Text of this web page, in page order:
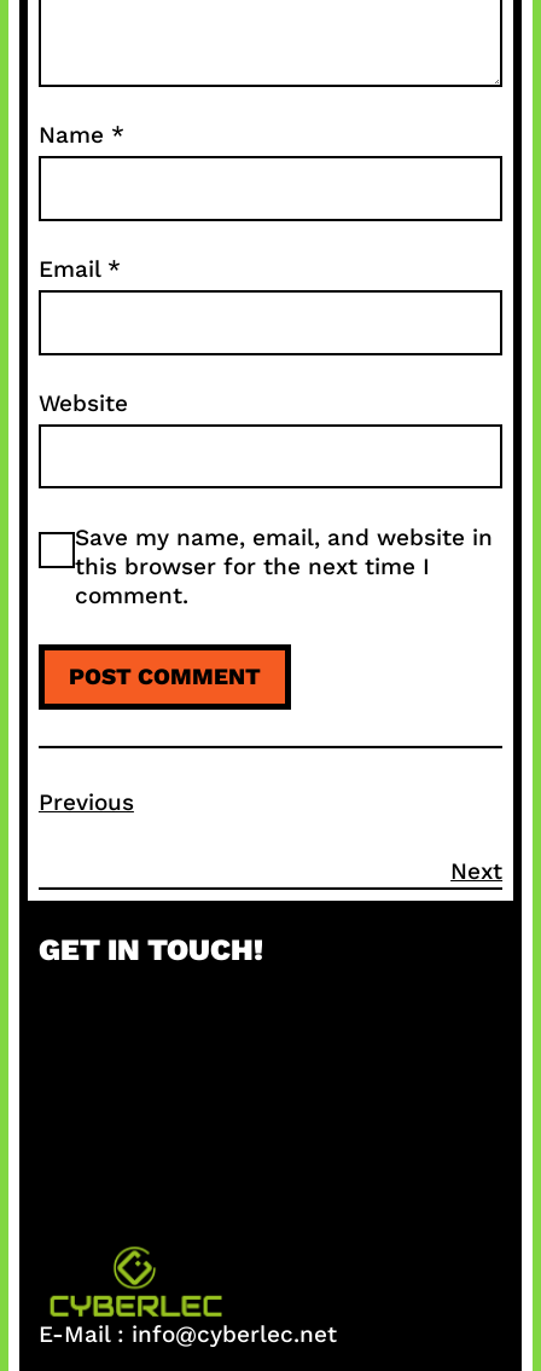
Name *
Email *
Website
Save my name, email, and website in
this browser for the next time I
comment.
Previous
Next
GET IN TOUCH!
E-Mail : info@cyberlec.net